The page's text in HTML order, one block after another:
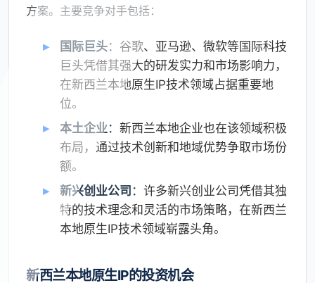
方案。主要竞争对手包括：
国际巨头：谷歌、亚马逊、微软等国际科技
巨头凭借其强大的研发实力和市场影响力，
在新西兰本地原生IP技术领域占据重要地
位。
本土企业：新西兰本地企业也在该领域积极
布局，通过技术创新和地域优势争取市场份
额。
新兴创业公司 ：许多新兴创业公司凭借其独
特的技术理念和灵活的市场策略，在新西兰
本地原生IP技术领域崭露头角。
新西兰本地原生IP的投资机会